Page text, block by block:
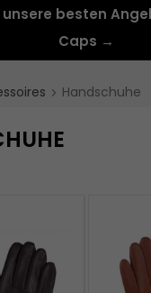
unsere besten
Caps →
Handschuhe